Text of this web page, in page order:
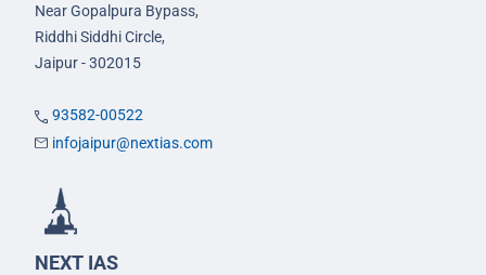
Near Gopalpura Bypass,
Riddhi Siddhi Circle,
Jaipur - 302015
93582-00522
infojaipur@nextias.com
NEXT IAS